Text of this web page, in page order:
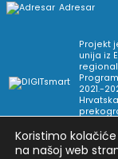
Adresar
Projekt
unija iz
2021.-
Koristimo
na našoj web